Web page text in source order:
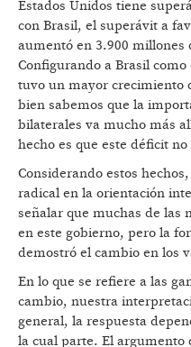
Estados Unidos tiene
con Brasil, el superávit a
aumentó en 3.900 millones
Configurando a Brasil
tuvo un mayor crecimiento
bien sabemos que la
bilaterales va mucho más
hecho es que este déficit
Considerando estos
radical en la orientación
señalar que muchas de las
en este gobierno, pero la
demostró el cambio en los
En lo que se refiere a las
cambio, nuestra
general, la respuesta
la cual parte. El argumento